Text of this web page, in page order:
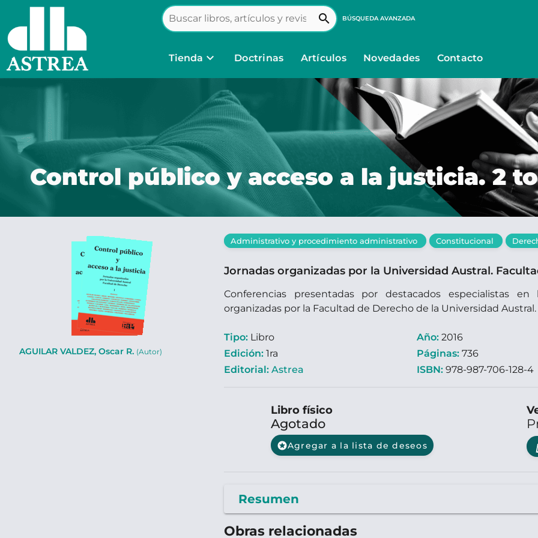
search BÚSQUEDA AVANZADA
Tienda keyboard_arrow_down Doctrinas Artículos Novedades Contacto
Control público y acceso a la justicia. 2
AGUILAR VALDEZ, Oscar R. (Autor)
Administrativo y procedimiento administrativo Constitucional
Jornadas organizadas por la Universidad Austral.
Conferencias presentadas por destacados especialistas
organizadas por la Facultad de Derecho de la Universidad Austral.
Tipo: Libro
Edición: 1ra
Editorial: Astrea
Año: 2016
Páginas: 736
ISBN: 978-987-706-128-4
Libro físico
Agotado
starsAgregar a la lista de deseos
Resumen
Obras relacionadas